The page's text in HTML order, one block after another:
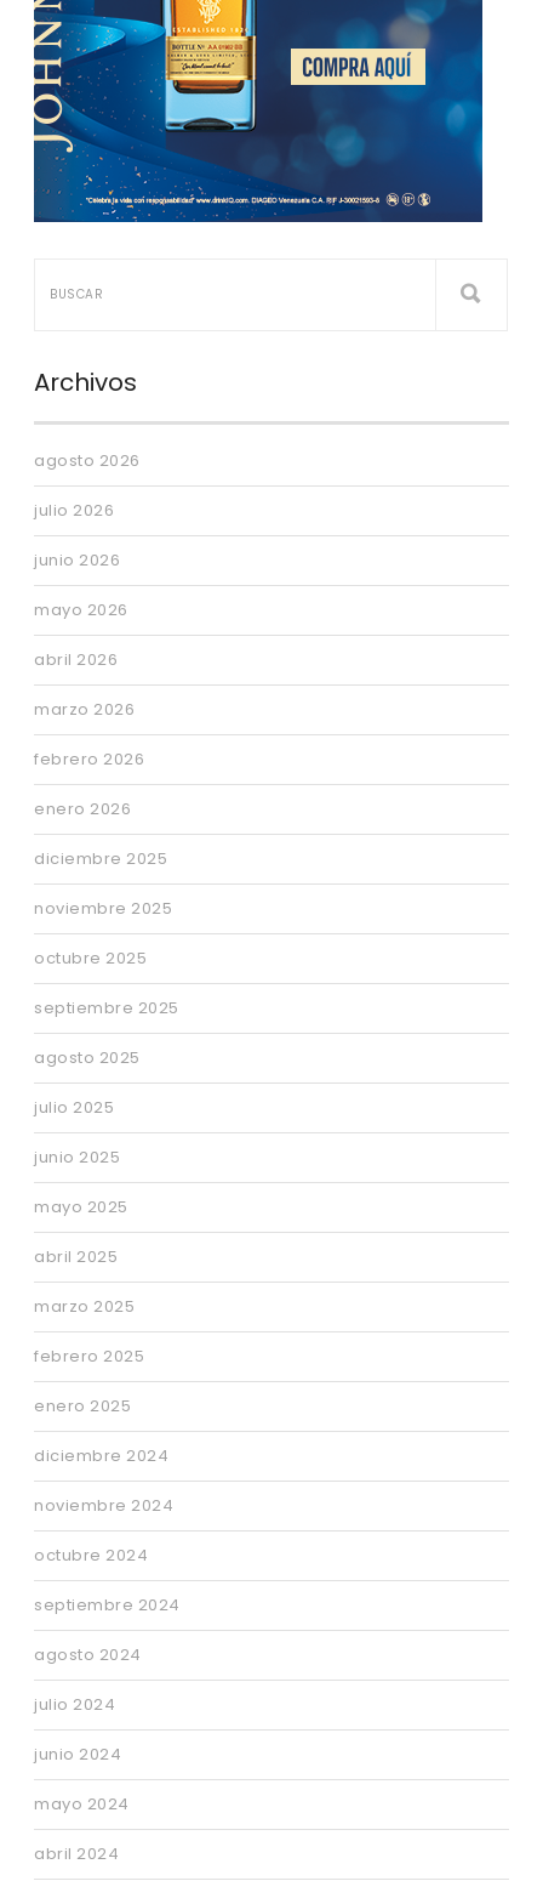
Archivos
agosto 2026
julio 2026
junio 2026
mayo 2026
abril 2026
marzo 2026
febrero 2026
enero 2026
diciembre 2025
noviembre 2025
octubre 2025
septiembre 2025
agosto 2025
julio 2025
junio 2025
mayo 2025
abril 2025
marzo 2025
febrero 2025
enero 2025
diciembre 2024
noviembre 2024
octubre 2024
septiembre 2024
agosto 2024
julio 2024
junio 2024
mayo 2024
abril 2024